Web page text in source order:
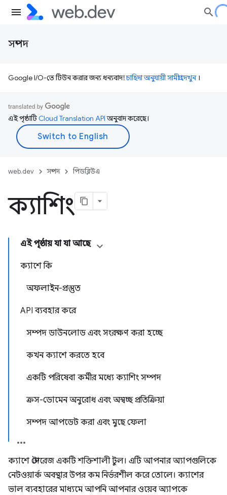
সম্পদ
Google I/O-তে টিউন করার জন্য ধন্যবাদ!চাহিদা অনুযায়ী সামগ্রী দেখুন।
এই পৃষ্ঠাটিCloud Translation APIঅনুবাদ করেছে।
web.dev সম্পদ পিডব্লিউএ
ক্যাশিং
এই পৃষ্ঠায় যা যা আছে
ক্যাশে কি
অফলাইন-প্রস্তুত
API ব্যবহার করে
সম্পদ ডাউনলোড এবং সংরক্ষণ করা হচ্ছে
কখন ক্যাশে করতে হবে
একটি পরিষেবা কর্মীর মধ্যে ক্যাশিং সম্পদ
ক্রস-ডোমেন অনুরোধ এবং অস্বচ্ছ প্রতিক্রিয়া
সম্পদ আপডেট করা এবং মুছে ফেলা
ক্যাশে স্টোরেজ একটি শক্তিশালী টুল। এটি আপনার অ্যাপগুলিকে
নেটওয়ার্ক অবস্থার উপর কম নির্ভরশীল করে তোলে। ক্যাশের
ভাল ব্যবহারের মাধ্যমে আপনি আপনার ওয়েব অ্যাপকে